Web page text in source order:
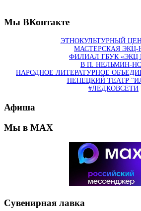
Мы ВКонтакте
ЭТНОКУЛЬТУРНЫЙ
МАСТЕРСКАЯ ЭКЦ-
ФИЛИАЛ ГБУК «ЭКЦ
В П. НЕЛЬМИН-
НАРОДНОЕ ЛИТЕРАТУРНОЕ
НЕНЕЦКИЙ ТЕАТР
#ЛЕДКОВСЕТИ
Афиша
Мы в MAX
Сувенирная лавка